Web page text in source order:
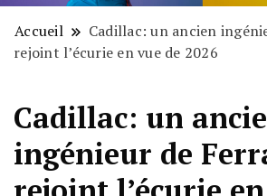
Accueil
Cadillac: un ancien
rejoint l’écurie en vue de 2026
Cadillac: un
ingénieur de